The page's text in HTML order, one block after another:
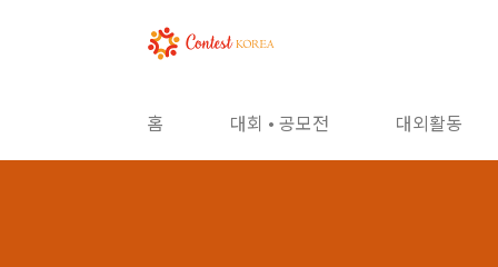
홈 대회 • 공모전 대외활동